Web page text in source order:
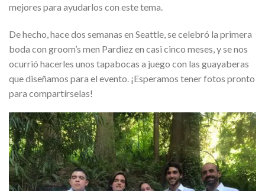
mejores para ayudarlos con este tema.
De hecho, hace dos semanas en Seattle, se celebró la primera
boda con groom’s men Pardiez en casi cinco meses, y se nos
ocurrió hacerles unos tapabocas a juego con las guayaberas
que diseñamos para el evento. ¡Esperamos tener fotos pronto
para compartírselas!